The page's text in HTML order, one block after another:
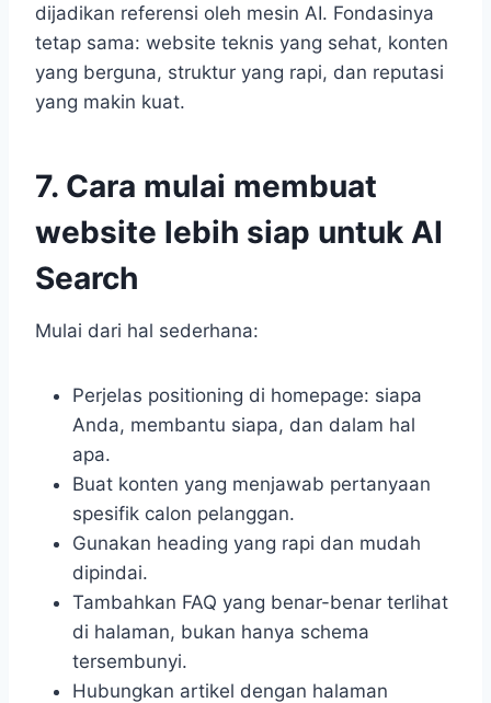
dijadikan referensi oleh mesin AI. Fondasinya
tetap sama: website teknis yang sehat, konten
yang berguna, struktur yang rapi, dan reputasi
yang makin kuat.
7. Cara mulai membuat
website lebih siap untuk AI
Search
Mulai dari hal sederhana:
Perjelas positioning di homepage: siapa
Anda, membantu siapa, dan dalam hal
apa.
Buat konten yang menjawab pertanyaan
spesifik calon pelanggan.
Gunakan heading yang rapi dan mudah
dipindai.
Tambahkan FAQ yang benar-benar terlihat
di halaman, bukan hanya schema
tersembunyi.
Hubungkan artikel dengan halaman